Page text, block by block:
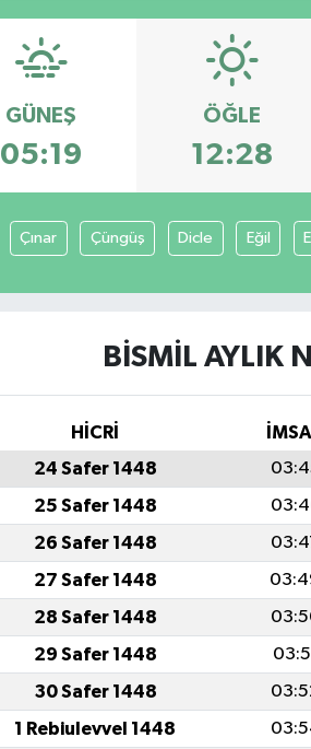
GÜNEŞ
05:19
ÖĞLE
12:28
Çınar Çüngüş Dicle Eğil
BISMIL AYLIK
HİCRİ
24 Safer 1448
25 Safer 1448
26 Safer 1448
27 Safer 1448
28 Safer 1448
29 Safer 1448
30 Safer 1448
1 Rebiulevvel 1448